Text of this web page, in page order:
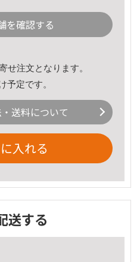
を確認する
せ注文となります。
予定です。
送料について
入れる
送する